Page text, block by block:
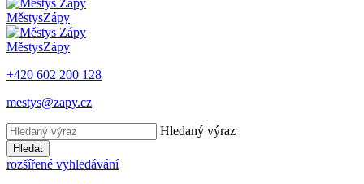
MěstysZápy
MěstysZápy
+420 602 200 128
mestys@zapy.cz
Hledaný výraz
Hledat
rozšířené vyhledávání